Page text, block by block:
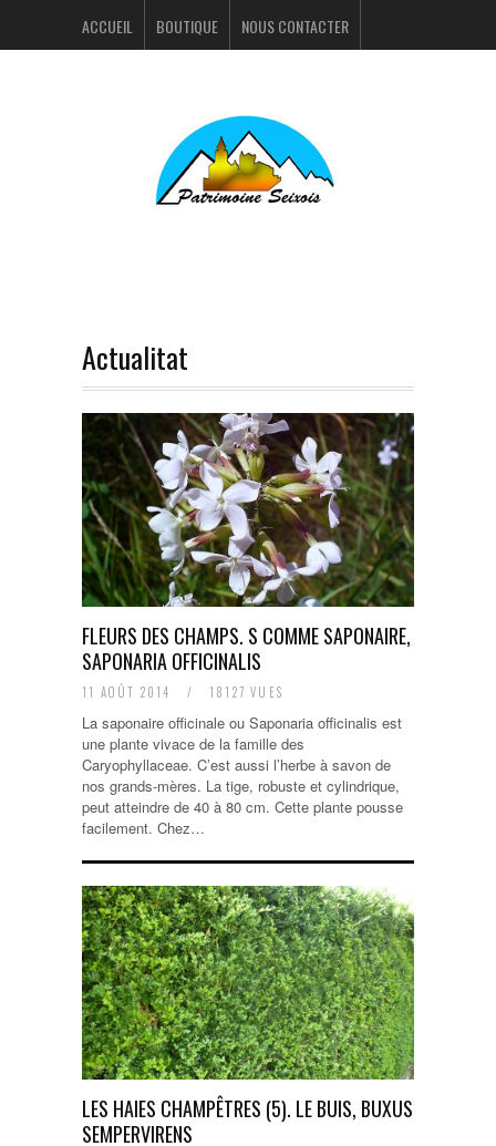
ACCUEIL BOUTIQUE NOUS CONTACTER
Actualitat
FLEURS DES CHAMPS. S COMME SAPONAIRE,
SAPONARIA OFFICINALIS
11 AOÛT 2014 / 18127 VUES
La saponaire officinale ou Saponaria officinalis est
une plante vivace de la famille des
Caryophyllaceae. C’est aussi l’herbe à savon de
nos grands-mères. La tige, robuste et cylindrique,
peut atteindre de 40 à 80 cm. Cette plante pousse
facilement. Chez…
LES HAIES CHAMPÊTRES (5). LE BUIS, BUXUS
SEMPERVIRENS